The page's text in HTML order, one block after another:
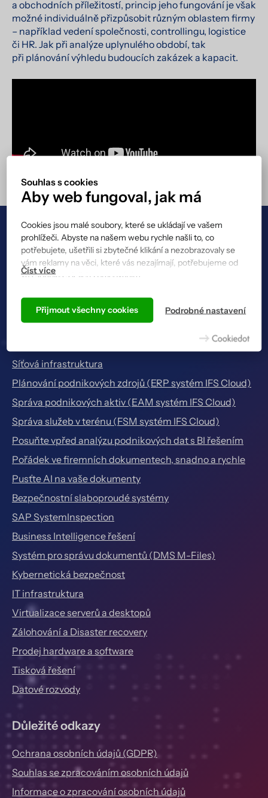
a obchodních příležitostí, princip jeho fungování je však
možné individuálně přizpůsobit různým oblastem firmy
– například vedení společnosti, controllingu, logistice
či HR. Jak při analýze uplynulého období, tak
při plánování výhledu budoucích zakázek a kapacit.
V případě jakýchkoliv dotazů nás neváhejte
kontaktovat
Služby
OneCube – privátní AI pro firmy
Síťová infrastruktura
Plánování podnikových zdrojů (ERP systém IFS Cloud)
Správa podnikových aktiv (EAM systém IFS Cloud)
Správa služeb v terénu (FSM systém IFS Cloud)
Posuňte vpřed analýzu podnikových dat s BI řešením
Pořádek ve firemních dokumentech, snadno a rychle
Pusťte AI na vaše dokumenty
Bezpečnostní slaboproudé systémy
SAP SystemInspection
Business Intelligence řešení
Systém pro správu dokumentů (DMS M-Files)
Kybernetická bezpečnost
IT infrastruktura
Virtualizace serverů a desktopů
Zálohování a Disaster recovery
Prodej hardware a software
Tisková řešení
Datové rozvody
Důležité odkazy
Ochrana osobních údajů (GDPR)
Souhlas se zpracováním osobních údajů
Informace o zpracování osobních údajů
Souhlas s cookies
Aby web fungoval, jak má
Cookies jsou malé soubory, které se ukládají ve vašem
prohlížeči. Abyste na našem webu rychle našli to, co
potřebujete, ušetřili si zbytečné klikání a nezobrazovaly se
vám reklamy na věci, které vás nezajímají, potřebujeme od
vás souhlas s jejich zpracováním.
Podle cookies vás náš web totiž pozná a zobrazí se vám tak,
jak jste zvyklí, a hlavně tak, aby všechno správně fungovalo.
Přijmout všechny cookies Podrobné nastavení